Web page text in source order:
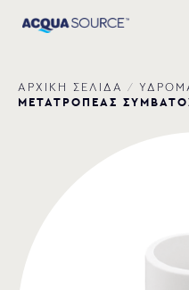
ΑΡΧΙΚΗ ΣΕΛΙΔΑ /
ΜΕΤΑΤΡΟΠΕΑΣ